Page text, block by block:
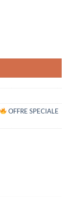
OFFRE SPECIALE